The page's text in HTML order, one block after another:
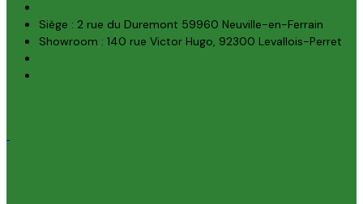
Siège : 2 rue du Duremont 59960 Neuville-en-Ferrain
Showroom : 140 rue Victor Hugo, 92300 Levallois-Perret